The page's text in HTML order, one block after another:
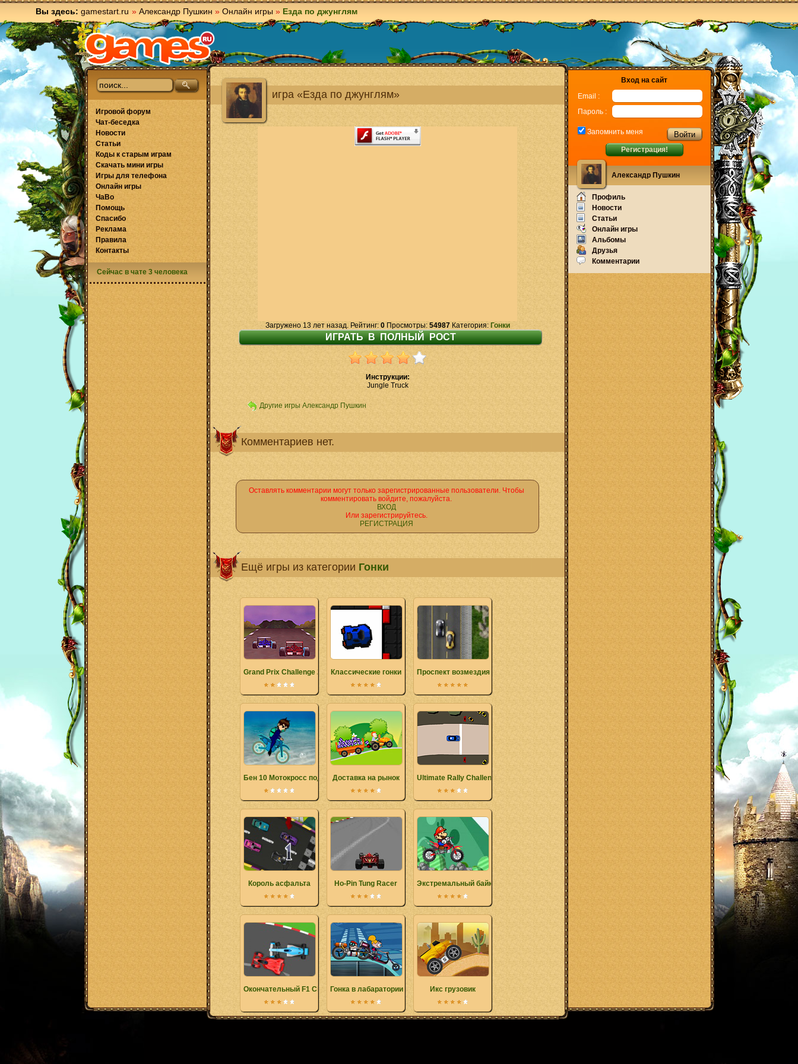
Вы здесь: gamestart.ru » Александр Пушкин » Онлайн игры » Езда по джунглям
игра «Езда по джунглям»
Загружено 13 лет назад. Рейтинг: 0Просмотры: 54987Категория: Гонки
Инструкции:
Jungle Truck
Другие игры Александр Пушкин
Комментариев нет.
Оставлять комментарии могут только зарегистрированные пользователи. Чтобы
комментировать войдите, пожалуйста.
ВХОД
Или зарегистрируйтесь.
РЕГИСТРАЦИЯ
Ещё игры из категории Гонки
Grand Prix Challenge 2 Классические гонки Проспект возмездия
Бен 10 Мотокросс под водойДоставка на рынок Ultimate Rally Challenge
Король асфальта Ho-Pin Tung Racer Экстремальный байк Марио
Окончательный F1 ChampionshipГонка в лабаратории Икс грузовик
Игровой форум
Чат-беседка
Новости
Статьи
Коды к старым играм
Скачать мини игры
Игры для телефона
Онлайн игры
ЧаВо
Помощь
Спасибо
Реклама
Правила
Контакты
Сейчас в чате 3 человека
Вход на сайт
Email :
Пароль :
Запомнить меня
Регистрация!
Александр Пушкин
Профиль
Новости
Статьи
Онлайн игры
Альбомы
Друзья
Комментарии